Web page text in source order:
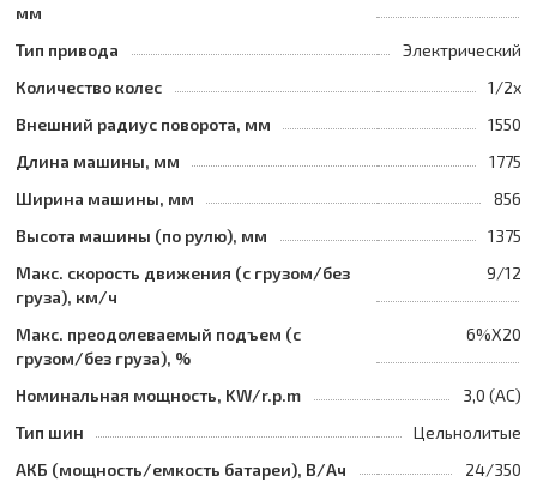
мм
Тип привода
Электрический
Количество колес
1/2x
Внешний радиус поворота, мм
1550
Длина машины, мм
1775
Ширина машины, мм
856
Высота машины (по рулю), мм
1375
Макс. скорость движения (с грузом/без
груза), км/ч
9/12
Макс. преодолеваемый подъем (с
грузом/без груза), %
6%Х20
Номинальная мощность, KW/r.p.m
3,0 (AC)
Тип шин
Цельнолитые
АКБ (мощность/емкость батареи), В/Ач
24/350